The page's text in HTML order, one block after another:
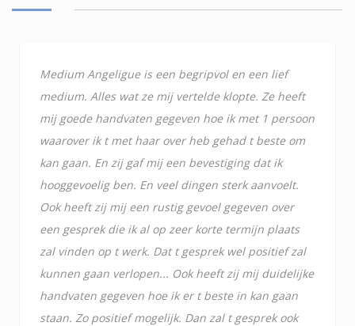
Medium Angeligue is een begripvol en een lief
medium. Alles wat ze mij vertelde klopte. Ze heeft
mij goede handvaten gegeven hoe ik met 1 persoon
waarover ik t met haar over heb gehad t beste om
kan gaan. En zij gaf mij een bevestiging dat ik
hooggevoelig ben. En veel dingen sterk aanvoelt.
Ook heeft zij mij een rustig gevoel gegeven over
een gesprek die ik al op zeer korte termijn plaats
zal vinden op t werk. Dat t gesprek wel positief zal
kunnen gaan verlopen... Ook heeft zij mij duidelijke
handvaten gegeven hoe ik er t beste in kan gaan
staan. Zo positief mogelijk. Dan zal t gesprek ook